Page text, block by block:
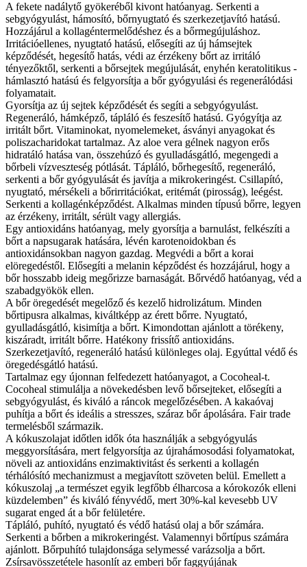
A fekete nadálytő gyökeréből kivont hatóanyag. Serkenti a
sebgyógyulást, hámosító, bőrnyugtató és szerkezetjavító hatású.
Hozzájárul a kollagéntermelődéshez és a bőrmegújuláshoz.
Irritációellenes, nyugtató hatású, elősegíti az új hámsejtek
képződését, hegesítő hatás, védi az érzékeny bőrt az irritáló
tényezőktől, serkenti a bőrsejtek megújulását, enyhén keratolitikus -
hámlasztó hatású és felgyorsítja a bőr gyógyulási és regenerálódási
folyamatait.
Gyorsítja az új sejtek képződését és segíti a sebgyógyulást.
Regeneráló, hámképző, tápláló és feszesítő hatású. Gyógyítja az
irritált bőrt. Vitaminokat, nyomelemeket, ásványi anyagokat és
poliszacharidokat tartalmaz. Az aloe vera gélnek nagyon erős
hidratáló hatása van, összehúzó és gyulladásgátló, megengedi a
bőrbeli vízveszteség pótlását. Tápláló, bőrhegesítő, regeneráló,
serkenti a bőr gyógyulását és javítja a mikrokeringést. Csillapító,
nyugtató, mérsékeli a bőrirritációkat, eritémát (pirosság), leégést.
Serkenti a kollagénképződést. Alkalmas minden típusú bőrre, legyen
az érzékeny, irritált, sérült vagy allergiás.
Egy antioxidáns hatóanyag, mely gyorsítja a barnulást, felkészíti a
bőrt a napsugarak hatására, lévén karotenoidokban és
antioxidánsokban nagyon gazdag. Megvédi a bőrt a korai
elöregedéstől. Elősegíti a melanin képződést és hozzájárul, hogy a
bőr hosszabb ideig megőrizze barnaságát. Bőrvédő hatóanyag, véd a
szabadgyökök ellen.
A bőr öregedését megelőző és kezelő hidrolizátum. Minden
bőrtipusra alkalmas, kiváltképp az érett bőrre. Nyugtató,
gyulladásgátló, kisimítja a bőrt. Kimondottan ajánlott a törékeny,
kiszáradt, irritált bőrre. Hatékony frissítő antioxidáns.
Szerkezetjavító, regeneráló hatású különleges olaj. Egyúttal védő és
öregedésgátló hatású.
Tartalmaz egy újonnan felfedezett hatóanyagot, a Cocoheal-t.
Cocoheal stimulálja a növekedésben levő bőrsejteket, elősegíti a
sebgyógyulást, és kiváló a ráncok megelőzésében. A kakaóvaj
puhítja a bőrt és ideális a stresszes, száraz bőr ápolására. Fair trade
termelésből származik.
A kókuszolajat időtlen idők óta használják a sebgyógyulás
meggyorsítására, mert felgyorsítja az újrahámosodási folyamatokat,
növeli az antioxidáns enzimaktivitást és serkenti a kollagén
térhálósító mechanizmust a megjavított szöveten belül. Emellett a
kókuszolaj „a természet egyik legfőbb élharcosa a kórokozók elleni
küzdelemben” és kiváló fényvédő, mert 30%-kal kevesebb UV
sugarat enged át a bőr felületére.
Tápláló, puhító, nyugtató és védő hatású olaj a bőr számára.
Serkenti a bőrben a mikrokeringést. Valamennyi bőrtípus számára
ajánlott. Bőrpuhító tulajdonsága selymessé varázsolja a bőrt.
Zsírsavösszetétele hasonlít az emberi bőr faggyújának